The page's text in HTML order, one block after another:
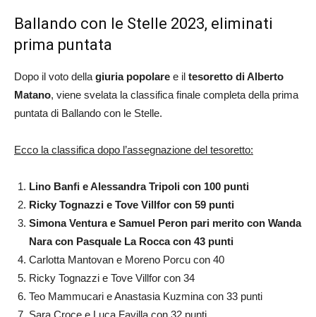
Ballando con le Stelle 2023, eliminati
prima puntata
Dopo il voto della giuria popolare e il tesoretto di Alberto
Matano, viene svelata la classifica finale completa della prima
puntata di Ballando con le Stelle.
Ecco la classifica dopo l’assegnazione del tesoretto:
Lino Banfi e Alessandra Tripoli con 100 punti
Ricky Tognazzi e Tove Villfor con 59 punti
Simona Ventura e Samuel Peron pari merito con Wanda
Nara con Pasquale La Rocca con 43 punti
Carlotta Mantovan e Moreno Porcu con 40
Ricky Tognazzi e Tove Villfor con 34
Teo Mammucari e Anastasia Kuzmina con 33 punti
Sara Croce e Luca Favilla con 32 punti